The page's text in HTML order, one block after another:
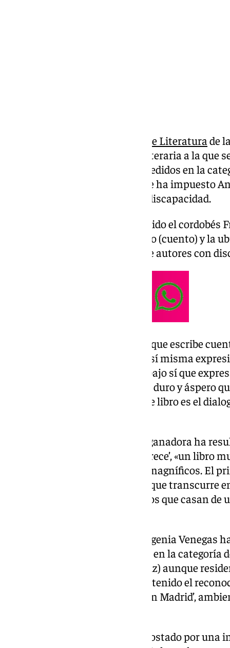
Premios Tiflos de Literaturade
ganadores de cada modalidad literaria a la que
galardones, dos de los tres concedidos en la
autores andaluces, y también se ha impuesto
modalidades para autores con discapacidad.
Los andaluces premiados han sido el cordobés
(poesía), la jiennense Mar Horno (cuento) y la
Ana Eugenia Venegas (novela de autores con
Para Francisco Javier Guerrero, que escribe
alternativas, la poesía no es en sí misma
vida –matiza–. Pero en este trabajo sí que
dialoga con el dolor. Es un texto duro y áspero
sino que la verdadera voz de este libro es el
En la modalidad de cuentos, la ganadora ha
por su ‘Más común de lo que parece’, «un
interna y con algunos cuentos magníficos. El
los lectores, sólo voy a desvelar que
ángel, y eso ya son dos elementos que casan
Por su parte, la marbellí Ana Eugenia Venegas
Tiflos en esta ocasión de novela en la
visual. Natural de Ubrique (Cádiz) aunque
cerca de 30 años, Venegas ha obtenido el
Literatura por la obra ‘No solo en Madrid’,
En esta ocasión, Venegas ha apostado por